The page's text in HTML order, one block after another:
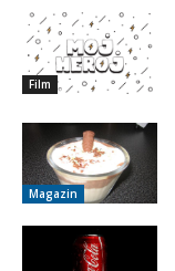
Film
Magazin